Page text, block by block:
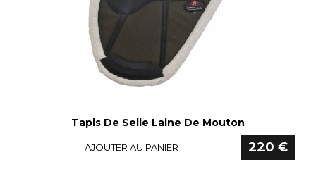
Voir le détail
Tapis De Selle Laine De Mouton
AJOUTER AU PANIER 220 €